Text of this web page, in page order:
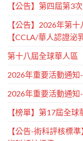
【公告】第四屆第3
【公告】2026年第
【CCLA/華人認證
第十八屆全球華人區
2026年重要活動通
2026年重要活動通知
【榜單】第17屆全
【公告-術科評核標